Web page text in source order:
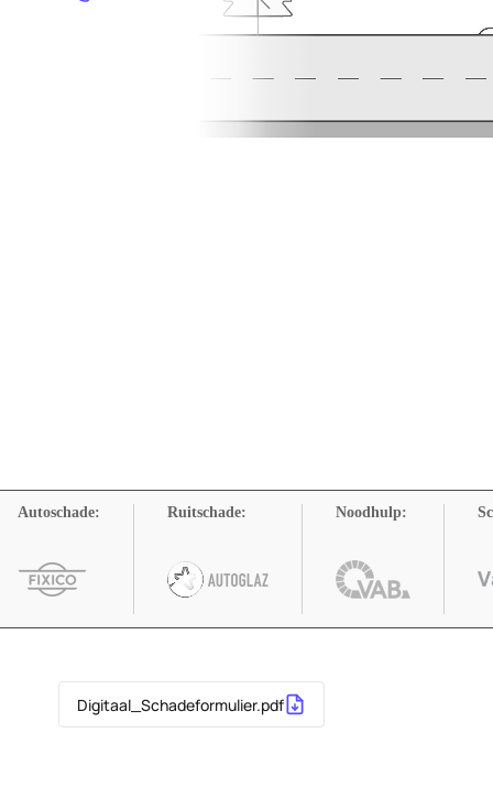
Autoschade:
Afbeelding
Ruitschade:
Afbeelding
Noodhulp:
Afbeelding
Digitaal_Schadeformulier.pdf